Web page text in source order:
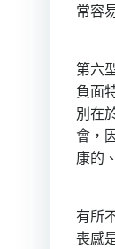
常容
第六
負面
別在
會，
康的
有所
喪感